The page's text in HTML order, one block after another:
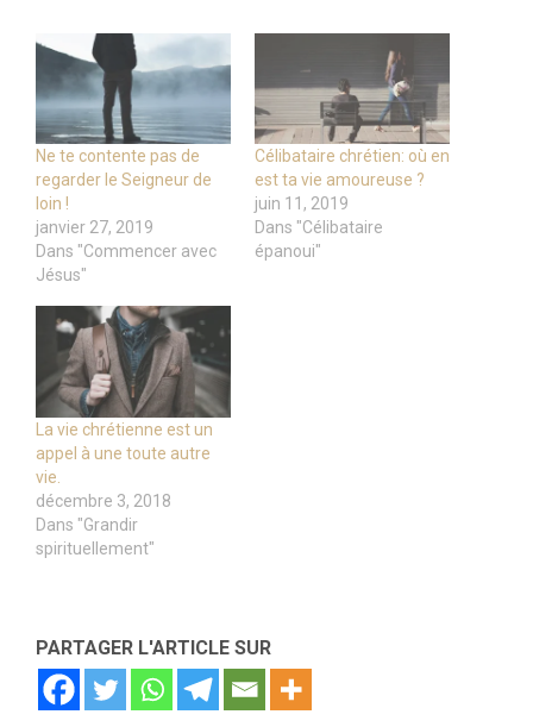
Ne te contente pas de
regarder le Seigneur de
loin !
janvier 27, 2019
Dans "Commencer avec
Jésus"
Célibataire chrétien: où en
est ta vie amoureuse ?
juin 11, 2019
Dans "Célibataire
épanoui"
La vie chrétienne est un
appel à une toute autre
vie.
décembre 3, 2018
Dans "Grandir
spirituellement"
PARTAGER L'ARTICLE SUR